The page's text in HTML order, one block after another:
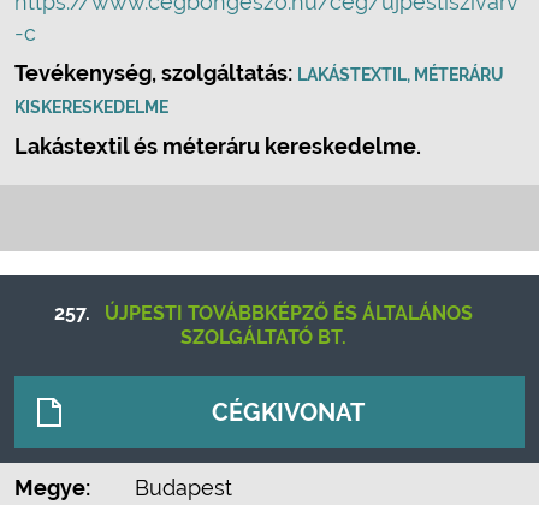
-c
Tevékenység, szolgáltatás: LAKÁSTEXTIL, MÉTERÁRU
KISKERESKEDELME
Lakástextil és méteráru kereskedelme.
257.
ÚJPESTI TOVÁBBKÉPZŐ ÉS ÁLTALÁNOS
SZOLGÁLTATÓ BT.
CÉGKIVONAT
Megye:
Budapest